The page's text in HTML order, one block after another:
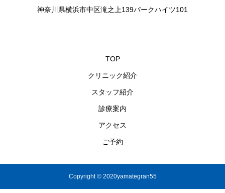
神奈川県横浜市中区滝之上139パークハイツ101
TOP
クリニック紹介
スタッフ紹介
診療案内
アクセス
ご予約
Copyright © 2020yamategran55